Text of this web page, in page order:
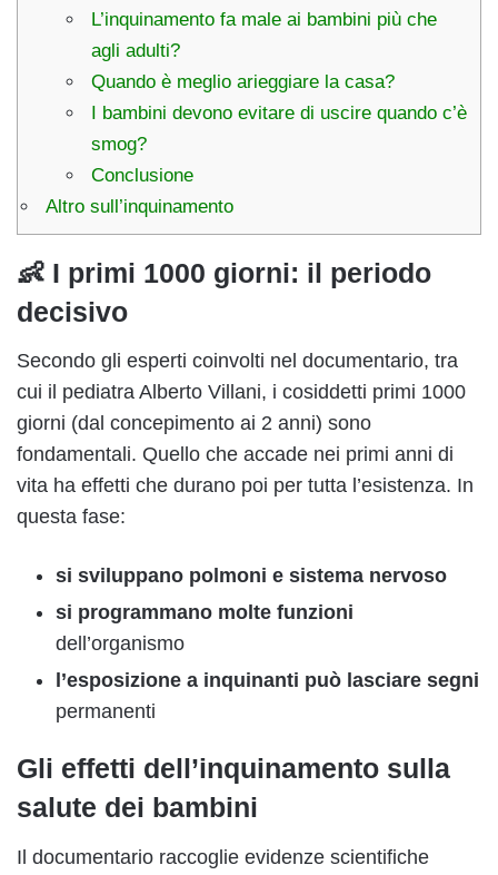
L’inquinamento fa male ai bambini più che
agli adulti?
Quando è meglio arieggiare la casa?
I bambini devono evitare di uscire quando c’è
smog?
Conclusione
Altro sull’inquinamento
👶 I primi 1000 giorni: il periodo
decisivo
Secondo gli esperti coinvolti nel documentario, tra
cui il pediatra Alberto Villani, i cosiddetti primi 1000
giorni (dal concepimento ai 2 anni) sono
fondamentali. Quello che accade nei primi anni di
vita ha effetti che durano poi per tutta l’esistenza. In
questa fase:
si sviluppano polmoni e sistema nervoso
si programmano molte funzioni
dell’organismo
l’esposizione a inquinanti può lasciare segni
permanenti
Gli effetti dell’inquinamento sulla
salute dei bambini
Il documentario raccoglie evidenze scientifiche